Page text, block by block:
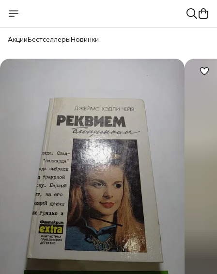
АкцииБестселлерыНовинки